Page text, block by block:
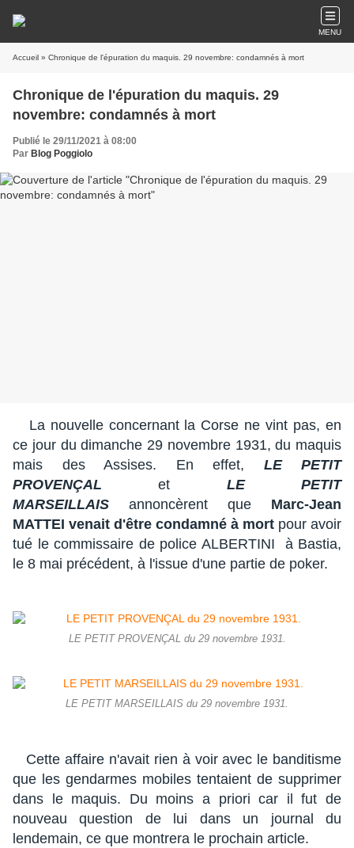
MENU
Accueil » Chronique de l'épuration du maquis. 29 novembre: condamnés à mort
Chronique de l'épuration du maquis. 29
novembre: condamnés à mort
Publié le 29/11/2021 à 08:00
Par Blog Poggiolo
La nouvelle concernant la Corse ne vint pas, en
ce jour du dimanche 29 novembre 1931, du maquis
mais des Assises. En effet, LE PETIT
PROVENÇAL et
LE PETIT
MARSEILLAIS
annoncèrent que Marc-Jean
MATTEI venait d'être condamné à mort pour avoir
tué le commissaire de police ALBERTINI à Bastia,
le 8 mai précédent, à l'issue d'une partie de poker.
LE PETIT PROVENÇAL du 29 novembre 1931.
LE PETIT MARSEILLAIS du 29 novembre 1931.
Cette affaire n'avait rien à voir avec le banditisme
que les gendarmes mobiles tentaient de supprimer
dans le maquis. Du moins a priori car il fut de
nouveau question de lui dans un journal du
lendemain, ce que montrera le prochain article.